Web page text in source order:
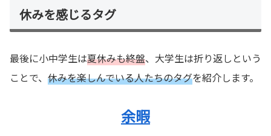
休みを感じるタグ
最後に小中学生は夏休みも終盤、大学生は折り返しという
ことで、 休みを楽しんでいる人たちのタグを紹介します。
余暇